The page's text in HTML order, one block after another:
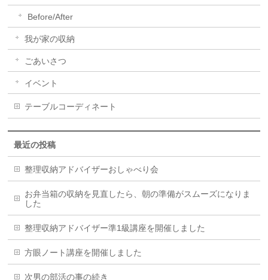
Before/After
我が家の収納
ごあいさつ
イベント
テーブルコーディネート
最近の投稿
整理収納アドバイザーおしゃべり会
お弁当箱の収納を見直したら、朝の準備がスムーズになりま
した
整理収納アドバイザー準1級講座を開催しました
方眼ノート講座を開催しました
次男の部活の事の続き